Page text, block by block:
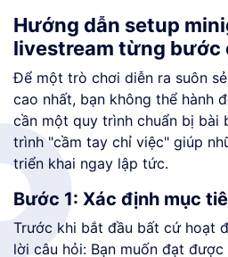
Hướng dẫn setup
livestream từng bước
Để một trò chơi diễn ra suôn
cao nhất, bạn không thể hành
cần một quy trình chuẩn bị bài
trình "cầm tay chỉ việc" giúp
triển khai ngay lập tức.
Bước 1: Xác định mục
Trước khi bắt đầu bất cứ hoạt
lời câu hỏi: Bạn muốn đạt